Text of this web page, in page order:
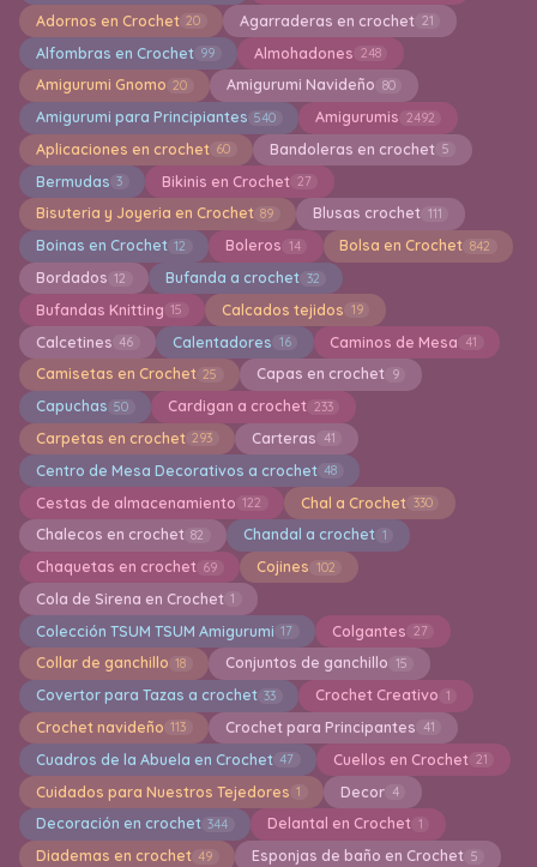
Adornos en Crochet 20 Agarraderas en crochet 21
Alfombras en Crochet 99 Almohadones 248
Amigurumi Gnomo 20 Amigurumi Navideño 80
Amigurumi para Principiantes 540 Amigurumis 2492
Aplicaciones en crochet 60 Bandoleras en crochet 5
Bermudas 3 Bikinis en Crochet 27
Bisuteria y Joyeria en Crochet 89 Blusas crochet 111
Boinas en Crochet 12 Boleros 14 Bolsa en Crochet 842
Bordados 12 Bufanda a crochet 32
Bufandas Knitting 15 Calcados tejidos 19
Calcetines 46 Calentadores 16 Caminos de Mesa 41
Camisetas en Crochet 25 Capas en crochet 9
Capuchas 50 Cardigan a crochet 233
Carpetas en crochet 293 Carteras 41
Centro de Mesa Decorativos a crochet 48
Cestas de almacenamiento 122 Chal a Crochet 330
Chalecos en crochet 82 Chandal a crochet 1
Chaquetas en crochet 69 Cojines 102
Cola de Sirena en Crochet 1
Colección TSUM TSUM Amigurumi 17 Colgantes 27
Collar de ganchillo 18 Conjuntos de ganchillo 15
Covertor para Tazas a crochet 33 Crochet Creativo 1
Crochet navideño 113 Crochet para Principantes 41
Cuadros de la Abuela en Crochet 47 Cuellos en Crochet 21
Cuidados para Nuestros Tejedores 1 Decor 4
Decoración en crochet 344 Delantal en Crochet 1
Diademas en crochet 49 Esponjas de baño en Crochet 5